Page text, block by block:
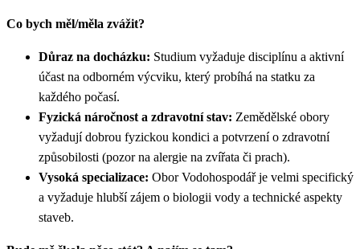
Co bych měl/měla zvážit?
Důraz na docházku: Studium vyžaduje disciplínu a aktivní
účast na odborném výcviku, který probíhá na statku za
každého počasí.
Fyzická náročnost a zdravotní stav: Zemědělské obory
vyžadují dobrou fyzickou kondici a potvrzení o zdravotní
způsobilosti (pozor na alergie na zvířata či prach).
Vysoká specializace: Obor Vodohospodář je velmi specifický
a vyžaduje hlubší zájem o biologii vody a technické aspekty
staveb.